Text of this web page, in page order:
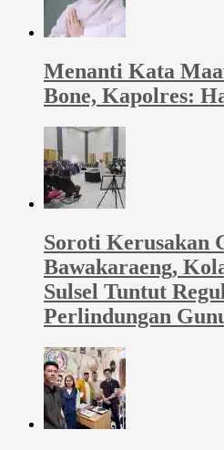
Menanti Kata
Bone, Kapolres:
Soroti Kerusakan
Bawakaraeng,
Sulsel Tuntut
Perlindungan